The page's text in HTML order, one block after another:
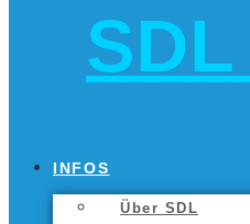
INFOS
Über SDL